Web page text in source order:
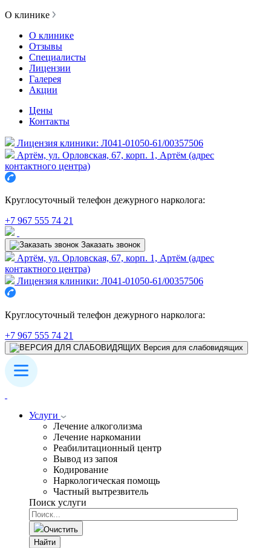
О клинике
О клинике
Отзывы
Специалисты
Лицензии
Галерея
Акции
Цены
Контакты
Лицензия клиники: Л041-01050-61/00357506
Артём, ул. Орловская, 67, корп. 1, Артём (адрес
контактного центра)
Круглосуточный телефон дежурного нарколога:
+7 967 555 74 21
Заказать звонок
Артём, ул. Орловская, 67, корп. 1, Артём (адрес
контактного центра)
Лицензия клиники: Л041-01050-61/00357506
Круглосуточный телефон дежурного нарколога:
+7 967 555 74 21
Версия для слабовидящих
Услуги
Лечение алкоголизма
Лечение наркомании
Реабилитационный центр
Вывод из запоя
Кодирование
Наркологическая помощь
Частный вытрезвитель
Поиск услуги
Очистить
Найти